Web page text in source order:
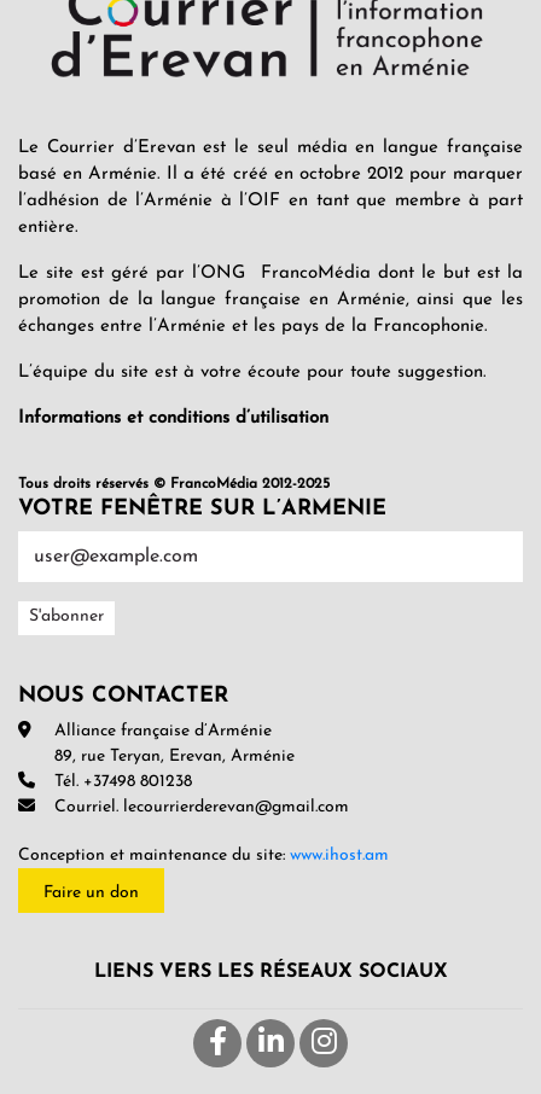
Le Courrier d’Erevan est le seul média en langue française
basé en Arménie. Il a été créé en octobre 2012 pour marquer
l’adhésion de l’Arménie à l’OIF en tant que membre à part
entière.
Le site est géré par l’ONG FrancoMédia dont le but est la
promotion de la langue française en Arménie, ainsi que les
échanges entre l’Arménie et les pays de la Francophonie.
L’équipe du site est à votre écoute pour toute suggestion.
Informations et conditions d’utilisation
Tous droits réservés © FrancoMédia 2012-2025
VOTRE FENÊTRE SUR L’ARMENIE
NOUS CONTACTER
Alliance française d’Arménie
89, rue Teryan, Erevan, Arménie
Tél. +37498 801238
Courriel. lecourrierderevan@gmail.com
Conception et maintenance du site: www.ihost.am
Faire un don
LIENS VERS LES RÉSEAUX SOCIAUX